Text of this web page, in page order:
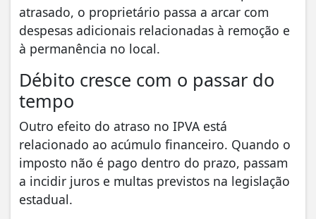
atrasado, o proprietário passa a arcar com
despesas adicionais relacionadas à remoção e
à permanência no local.
Débito cresce com o passar do
tempo
Outro efeito do atraso no IPVA está
relacionado ao acúmulo financeiro. Quando o
imposto não é pago dentro do prazo, passam
a incidir juros e multas previstos na legislação
estadual.